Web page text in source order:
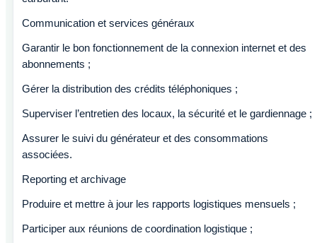
Communication et services généraux
Garantir le bon fonctionnement de la connexion internet et des
abonnements ;
Gérer la distribution des crédits téléphoniques ;
Superviser l’entretien des locaux, la sécurité et le gardiennage ;
Assurer le suivi du générateur et des consommations
associées.
Reporting et archivage
Produire et mettre à jour les rapports logistiques mensuels ;
Participer aux réunions de coordination logistique ;